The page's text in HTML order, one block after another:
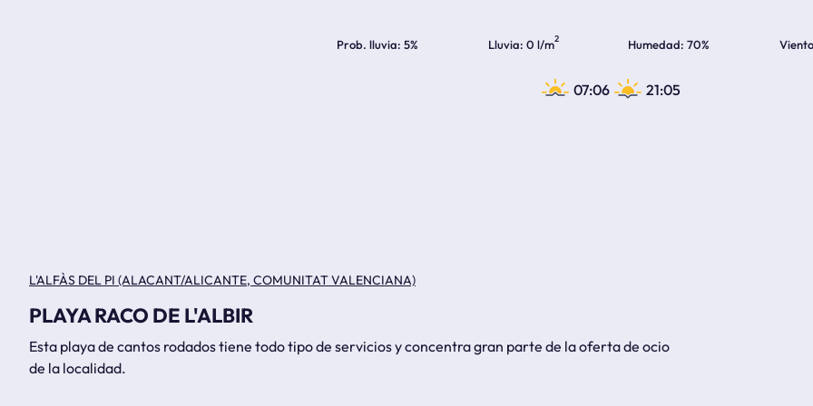
Prob. lluvia 5% Lluvia 0 l/m2 Humedad 70% Viento
07:06 21:05
L'ALFÀS DEL PI (ALACANT/ALICANTE, COMUNITAT VALENCIANA)
PLAYA RACO DE L'ALBIR
Esta playa de cantos rodados tiene todo tipo de servicios y concentra gran parte de la oferta de ocio
de la localidad.